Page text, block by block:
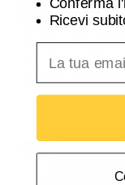
Modulo rele'
IoT Vimar 03981
41,40 € 40,16 €
Ricevi
inserisci